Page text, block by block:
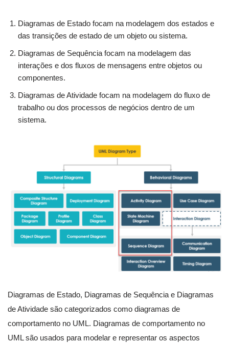
Diagramas de Estado focam na modelagem dos estados e
das transições de estado de um objeto ou sistema.
Diagramas de Sequência focam na modelagem das
interações e dos fluxos de mensagens entre objetos ou
componentes.
Diagramas de Atividade focam na modelagem do fluxo de
trabalho ou dos processos de negócios dentro de um
sistema.
Diagramas de Estado, Diagramas de Sequência e Diagramas
de Atividade são categorizados como diagramas de
comportamento no UML. Diagramas de comportamento no
UML são usados para modelar e representar os aspectos